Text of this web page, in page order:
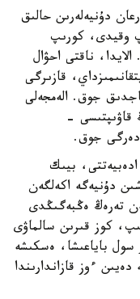
دۇنيەلەرىن حالىق
وقيدى، كورىپ
ناقتى احۋال
قازىرگى
جوق. الەمجەلى
قاۋىپتىسى -
جوق.
بيىك
دۇنيەگە اكەلگەن
تەرەڭ ەڭبەگىڭدى
كوز قىرىن سالماۋى
سول باياعىشا، ەسكىشە
ءوز قازاندارىندا